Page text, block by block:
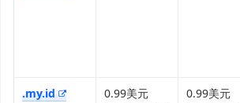
.my.id
0.99美元
0.99美元